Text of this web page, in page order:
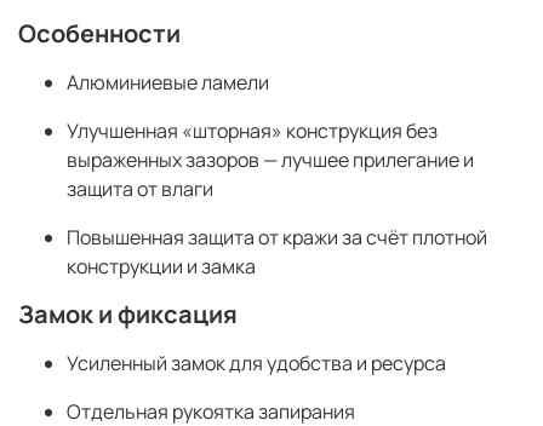
Особенности
Алюминиевые ламели
Улучшенная «шторная» конструкция без
выраженных зазоров — лучшее прилегание и
защита от влаги
Повышенная защита от кражи за счёт плотной
конструкции и замка
Замок и фиксация
Усиленный замок для удобства и ресурса
Отдельная рукоятка запирания